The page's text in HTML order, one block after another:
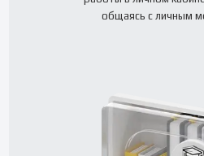
общаясь с личным